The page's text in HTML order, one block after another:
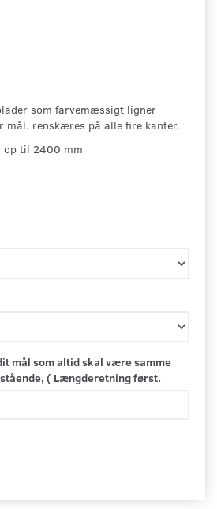
som farvemæssigt ligner
mål. renskæres på alle fire kanter.
op til 2400 mm
mål som altid skal være samme
( Længderetning først.